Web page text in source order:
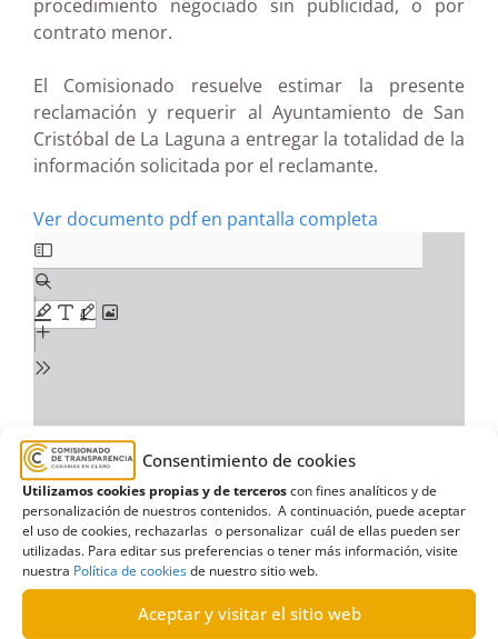
Consentimiento de cookies
Utilizamos cookies propias y de terceroscon fines analíticos y de
personalización de nuestros contenidos. A continuación, puede aceptar
el uso de cookies, rechazarlas o personalizar cuál de ellas pueden ser
utilizadas. Para editar sus preferencias o tener más información, visite
nuestra Política de cookiesde nuestro sitio web.
Aceptar y visitar el sitio web
procedimiento negociado sin publicidad, o por
contrato menor.
El Comisionado resuelve estimar la presente
reclamación y requerir al Ayuntamiento de San
Cristóbal de La Laguna a entregar la totalidad de la
información solicitada por el reclamante.
Ver documento pdf en pantalla completa